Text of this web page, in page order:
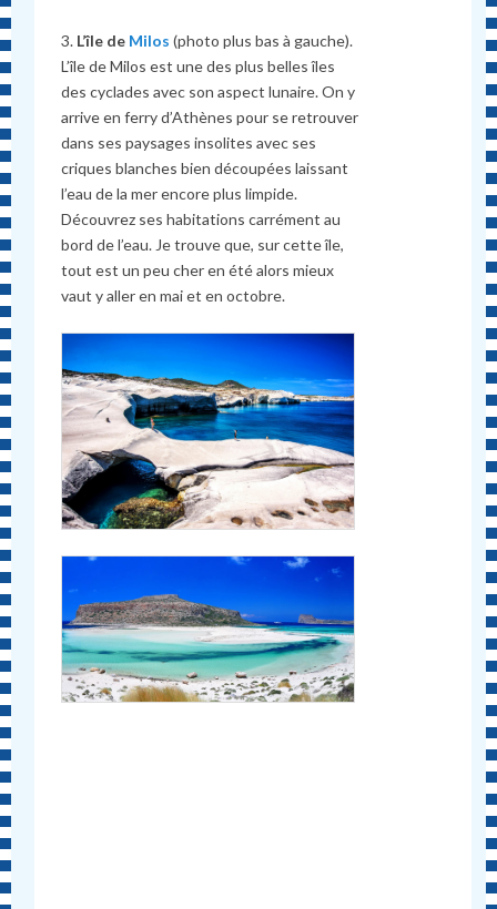
3. L’île de Milos (photo plus bas à gauche).
L’île de Milos est une des plus belles îles
des cyclades avec son aspect lunaire. On y
arrive en ferry d’Athènes pour se retrouver
dans ses paysages insolites avec ses
criques blanches bien découpées laissant
l’eau de la mer encore plus limpide.
Découvrez ses habitations carrément au
bord de l’eau. Je trouve que, sur cette île,
tout est un peu cher en été alors mieux
vaut y aller en mai et en octobre.